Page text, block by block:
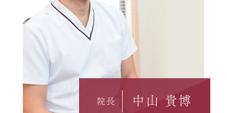
院長 中山 貴博